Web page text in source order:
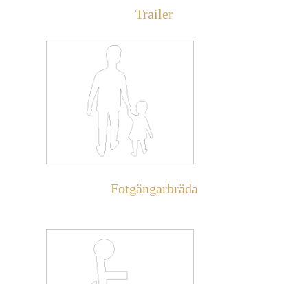
Trailer
Fotgängarbräda